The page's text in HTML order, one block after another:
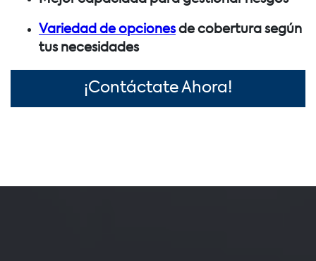
Variedad de opcionesde cobertura según
tus necesidades
¡Contáctate Ahora!